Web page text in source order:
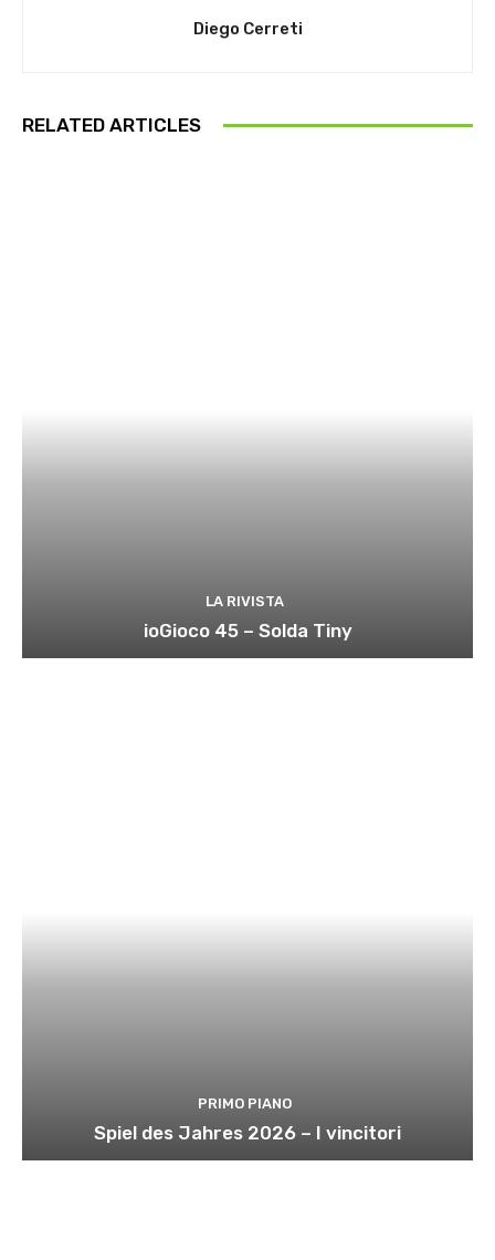
Diego Cerreti
RELATED ARTICLES
LA RIVISTA
ioGioco 45 – Solda Tiny
PRIMO PIANO
Spiel des Jahres 2026 – I vincitori